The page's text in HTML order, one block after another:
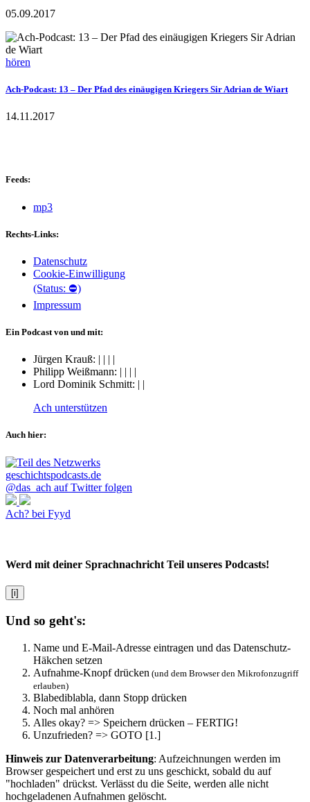
05.09.2017
hören
Ach-Podcast: 13 – Der Pfad des einäugigen Kriegers Sir Adrian de Wiart
14.11.2017
Feeds:
mp3
Rechts-Links:
Datenschutz
Cookie-Einwilligung
(Status: ⛔)
Impressum
Ein Podcast von und mit:
Jürgen Krauß: | | | |
Philipp Weißmann: | | | |
Lord Dominik Schmitt: | |
Ach unterstützen
Auch hier:
@das_ach auf Twitter folgen
Ach? bei Fyyd
Werd mit deiner Sprachnachricht Teil unseres Podcasts!
[i]
Und so geht's:
Name und E-Mail-Adresse eintragen und das Datenschutz-
Häkchen setzen
Aufnahme-Knopf drücken (und dem Browser den Mikrofonzugriff
erlauben)
Blabediblabla, dann Stopp drücken
Noch mal anhören
Alles okay? => Speichern drücken – FERTIG!
Unzufrieden? => GOTO [1.]
Hinweis zur Datenverarbeitung: Aufzeichnungen werden im
Browser gespeichert und erst zu uns geschickt, sobald du auf
"hochladen" drückst. Verlässt du die Seite, werden alle nicht
hochgeladenen Aufnahmen gelöscht.